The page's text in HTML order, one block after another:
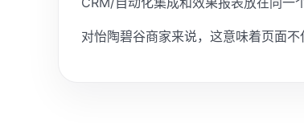
对怡陶碧谷商家来说，这意味着页面